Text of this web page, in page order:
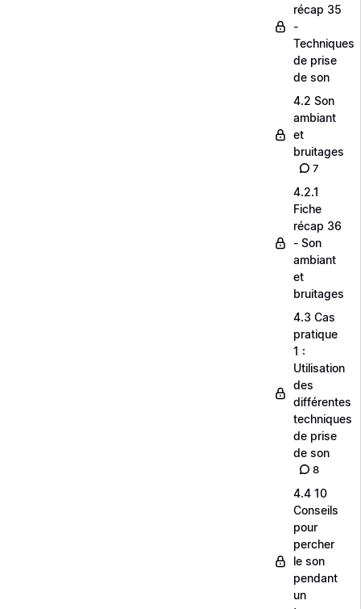
récap 35
-
Techniques
de prise
de son
4.2 Son
ambiant
et
bruitages
7
4.2.1
Fiche
récap 36
- Son
ambiant
et
bruitages
4.3 Cas
pratique
1 :
Utilisation
des
différentes
techniques
de prise
de son
8
4.4 10
Conseils
pour
percher
le son
pendant
un